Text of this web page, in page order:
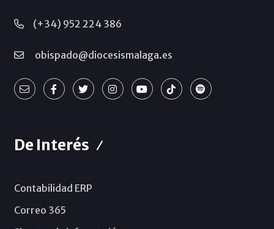
(+34) 952 224 386
obispado@diocesismalaga.es
De Interés
Contabilidad ERP
Correo 365